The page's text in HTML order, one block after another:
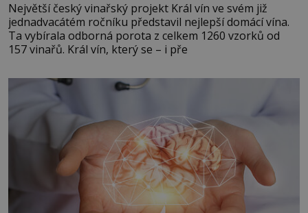
Největší český vinařský projekt Král vín ve svém již
jednadvacátém ročníku představil nejlepší domácí vína.
Ta vybírala odborná porota z celkem 1260 vzorků od
157 vinařů. Král vín, který se – i pře